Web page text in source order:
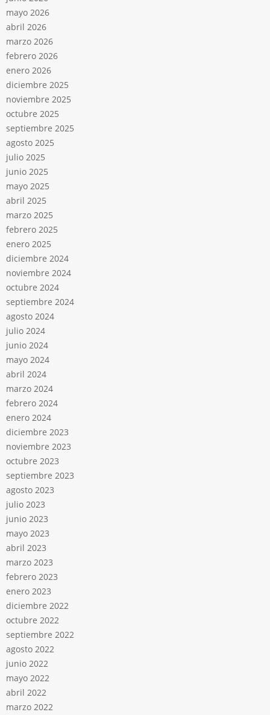
mayo 2026
abril 2026
marzo 2026
febrero 2026
enero 2026
diciembre 2025
noviembre 2025
octubre 2025
septiembre 2025
agosto 2025
julio 2025
junio 2025
mayo 2025
abril 2025
marzo 2025
febrero 2025
enero 2025
diciembre 2024
noviembre 2024
octubre 2024
septiembre 2024
agosto 2024
julio 2024
junio 2024
mayo 2024
abril 2024
marzo 2024
febrero 2024
enero 2024
diciembre 2023
noviembre 2023
octubre 2023
septiembre 2023
agosto 2023
julio 2023
junio 2023
mayo 2023
abril 2023
marzo 2023
febrero 2023
enero 2023
diciembre 2022
octubre 2022
septiembre 2022
agosto 2022
junio 2022
mayo 2022
abril 2022
marzo 2022